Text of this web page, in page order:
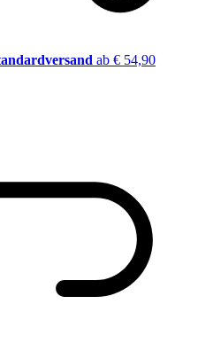
ab € 54,90